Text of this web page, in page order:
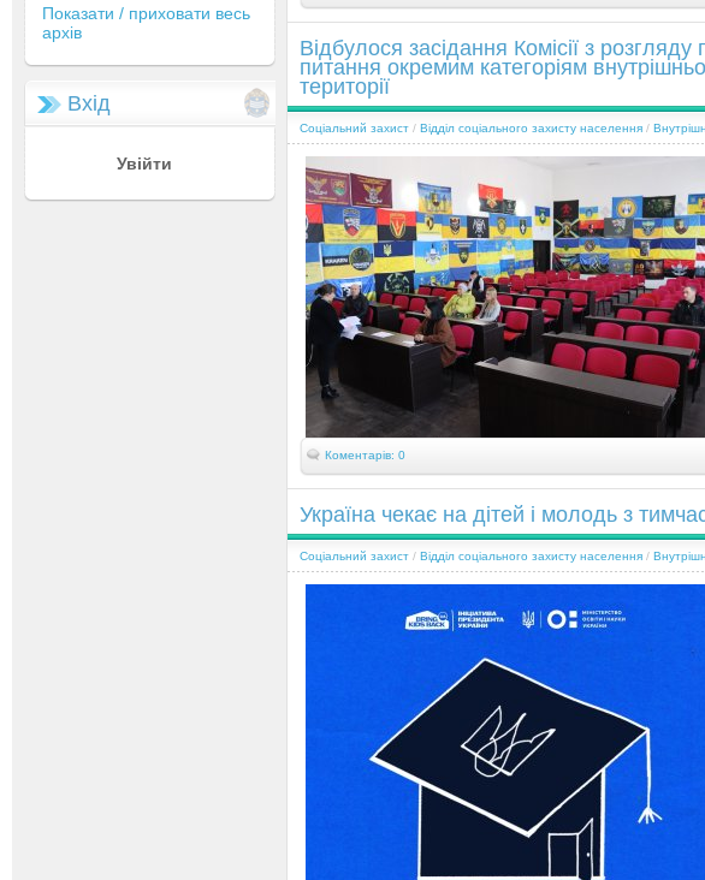
Показати / приховати весь
архів
Вхід
Увійти
Відбулося засідання Комісії з
питання окремим категоріям
території
Соціальний захист / Відділ соціального захисту населення /
Коментарів: 0
Україна чекає на дітей і молодь з
Соціальний захист / Відділ соціального захисту населення /